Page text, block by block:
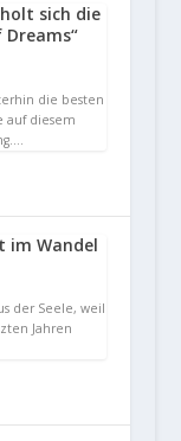
sich die
Dreams“
die besten
auf diesem
im Wandel
der Seele, weil
Jahren